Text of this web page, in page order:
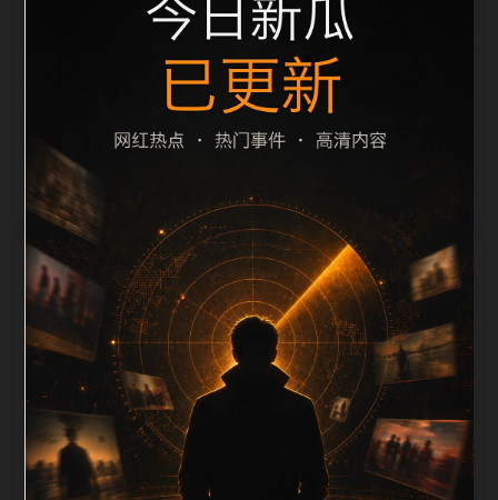
览。本页强调内容归集和主题一致性，避免无关关键词
堆砌，也避免多个站点同步发布完全相同的标题。图片
说明、文件名、alt 和 title 均围绕主关键词、栏目词和
文章标题生成，便于搜索引擎理解页面主题。后续采集
时将继续执行远程图片本地化、坏图默认图兜底、标题
重复过滤和 descrip
栏目内容归集
tion 长度检查。栏目内容按每日少量新增的方式持续扩
展，每篇保留相关问题、站内推荐和清晰的层级路径，
减少用户反复返回搜索页。第7篇作为本栏目的初始建
设内容，主要用于补齐栏目深度、稳定内链结构，并为
后续专题聚合提供可点击入口。如果后续发现页面缺
图、标题过短、描述为空或正文不足，将进入每日